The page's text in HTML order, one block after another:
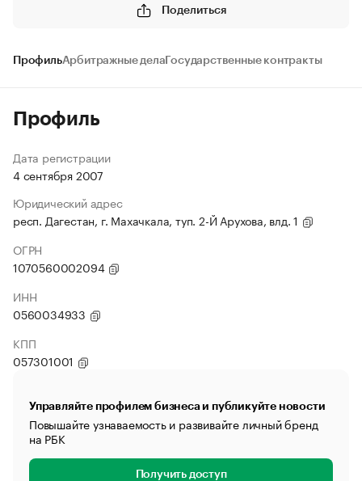
Поделиться
ПрофильАрбитражные дела Государственные контракты
Профиль
Дата регистрации
4 сентября 2007
Юридический адрес
респ. Дагестан, г. Махачкала, туп. 2-Й Арухова, влд. 1
ОГРН
1070560002094
ИНН
0560034933
КПП
057301001
Управляйте профилем бизнеса и публикуйте новости
Повышайте узнаваемость и развивайте личный бренд
на РБК
Получить доступ